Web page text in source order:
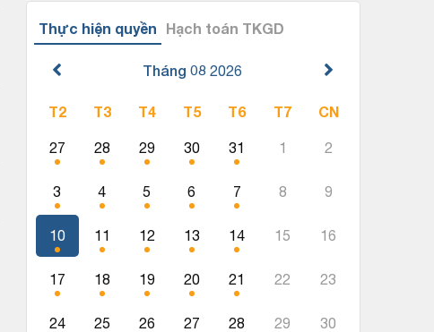
Thực hiện quyền Hạch toán TKGD
Tháng 08 2026
T2 T3 T4 T5 T6 T7 CN
27 28 29 30 31 1 2
3 4 5 6 7 8 9
10 11 12 13 14 15 16
17 18 19 20 21 22 23
24 25 26 27 28 29 30